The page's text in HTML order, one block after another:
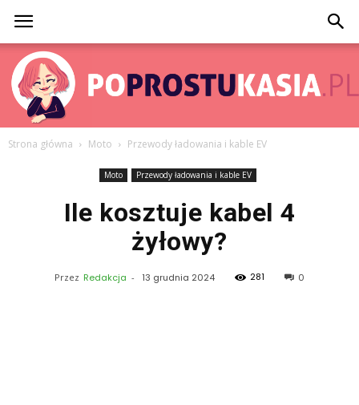
Strona główna Moto Przewody ładowania i kable EV
Moto Przewody ładowania i kable EV
Ile kosztuje kabel 4
żyłowy?
Przez Redakcja - 13 grudnia 2024 281 0